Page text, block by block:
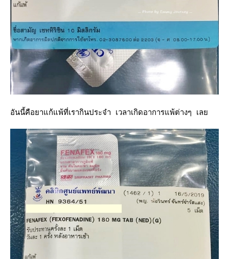
อันนี้คือยาแก้แพ้ที่เรากินประจำ เวลาเกิดอาการแพ้ต่างๆ เล